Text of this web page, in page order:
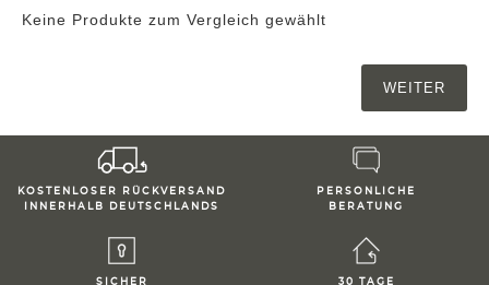
Keine Produkte zum Vergleich gewählt
WEITER
KOSTENLOSER RÜCKVERSAND
INNERHALB DEUTSCHLANDS
PERSONLICHE
BERATUNG
SICHER
30 TAGE